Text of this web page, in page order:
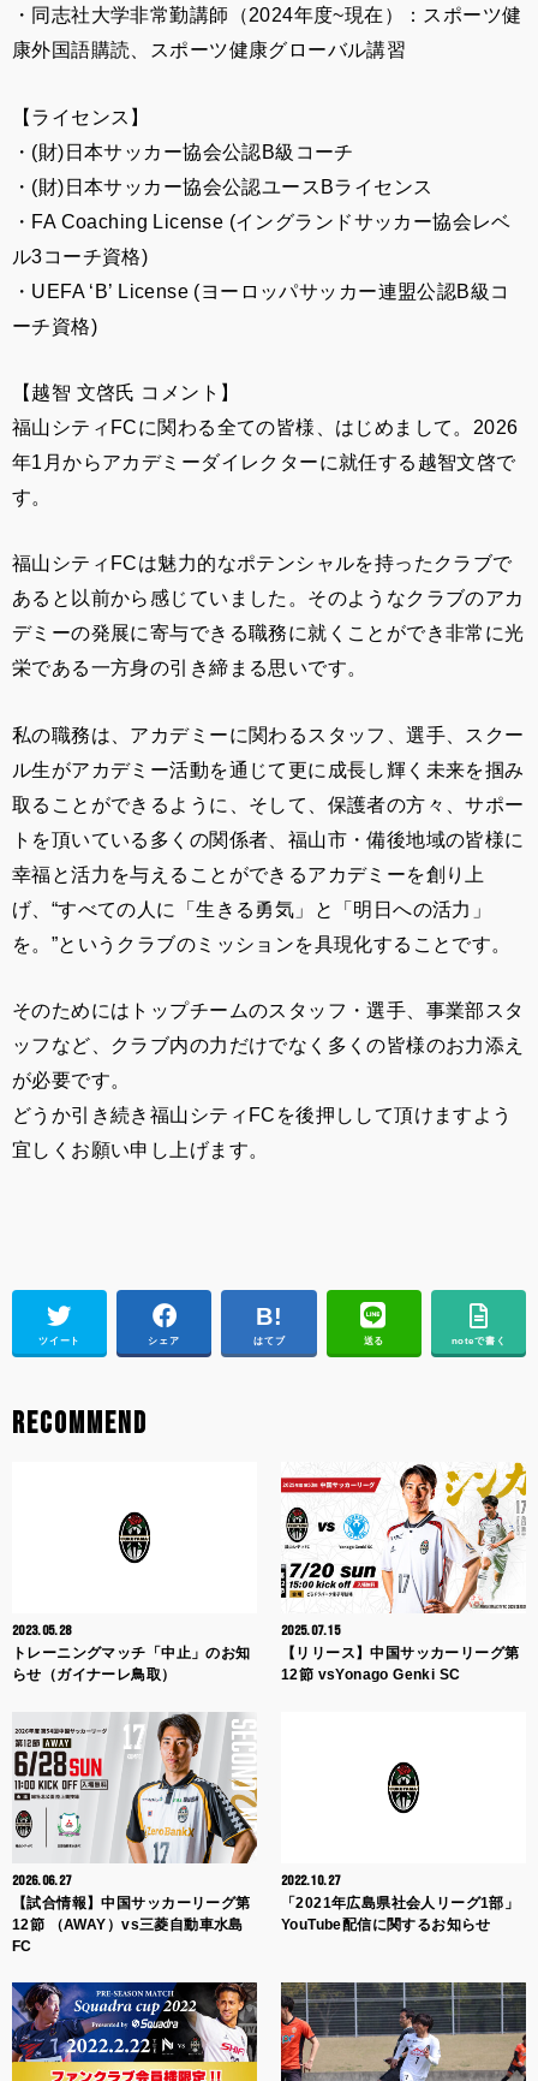
・同志社大学非常勤講師（2024年度~現在）：スポーツ健
康外国語購読、スポーツ健康グローバル講習
【ライセンス】
・(財)日本サッカー協会公認B級コーチ
・(財)日本サッカー協会公認ユースBライセンス
・FA Coaching License (イングランドサッカー協会レベ
ル3コーチ資格)
・UEFA ‘B’ License (ヨーロッパサッカー連盟公認B級コ
ーチ資格)
【越智 文啓氏 コメント】
福山シティ FCに関わる全ての皆様、はじめまして。 2026
年1 月からアカデミーダイレクターに就任する越智文啓で
す。
福山シティ FCは魅力的なポテンシャルを持ったクラブで
あると以前から感じていました。そのようなクラブのアカ
デミーの発展に寄与できる職務に就くことができ非常に光
栄である一方身の引き締まる思いです。
私の職務は、アカデミーに関わるスタッフ、選手、スクー
ル生がアカデミー活動を通じて更に成長し輝く未来を掴み
取ることができるように、そして、保護者の方々、サポー
トを頂いている多くの関係者、福山市・備後地域の皆様に
幸福と活力を与えることができるアカデミーを創り上
げ、 “すべての人に「生きる勇気」と「明日への活力」
を。 ”というクラブのミッションを具現化することです。
そのためにはトップチームのスタッフ・選手、事業部スタ
ッフなど、クラブ内の力だけでなく多くの皆様のお力添え
が必要です。
どうか引き続き福山シティ FC を後押しして頂けますよう
宜しくお願い申し上げます。
ツイート シェア はてブ 送る noteで書く
RECOMMEND
2023.05.28
トレーニングマッチ「中止」のお知
らせ（ガイナーレ鳥取）
2025.07.15
【リリース】中国サッカーリーグ第
12節 vsYonago Genki SC
2026.06.27
【試合情報】中国サッカーリーグ第
12節 （AWAY）vs三菱自動車水島
FC
2022.10.27
「2021年広島県社会人リーグ1部」
YouTube配信に関するお知らせ